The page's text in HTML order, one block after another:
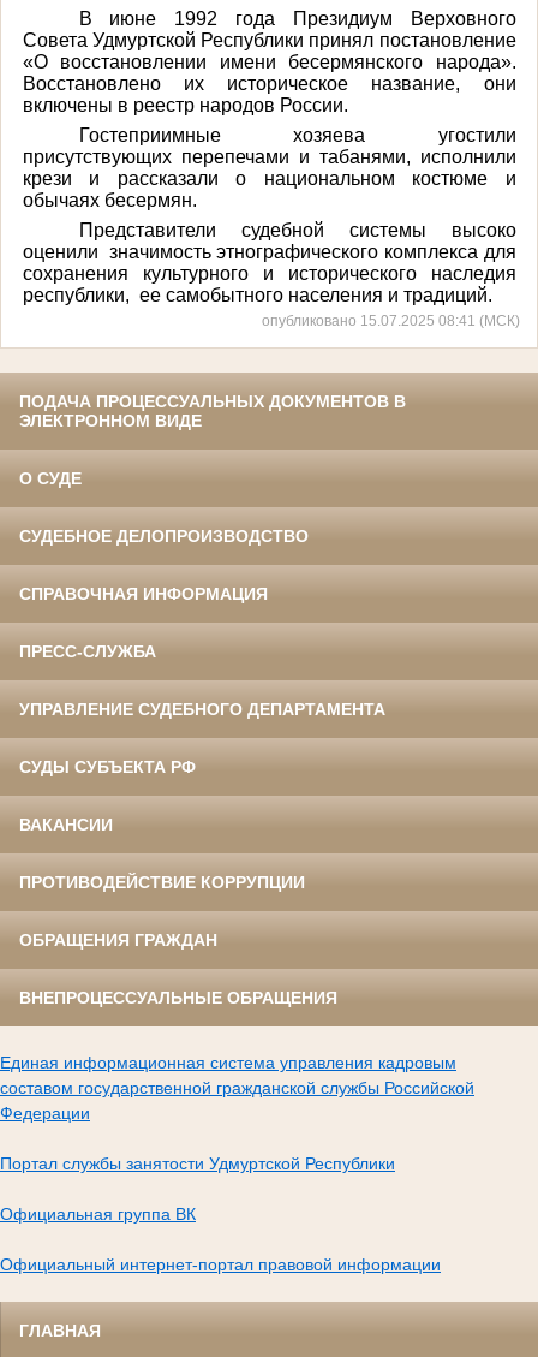
В июне 1992 года Президиум Верховного
Совета Удмуртской Республики принял постановление
«О восстановлении имени бесермянского народа».
Восстановлено их историческое название, они
включены в реестр народов России.
Гостеприимные хозяева угостили
присутствующих перепечами и табанями, исполнили
крези и рассказали о национальном костюме и
обычаях бесермян.
Представители судебной системы высоко
оценили значимость этнографического комплекса для
сохранения культурного и исторического наследия
республики, ее самобытного населения и традиций.
опубликовано 15.07.2025 08:41 (МСК)
ПОДАЧА ПРОЦЕССУАЛЬНЫХ ДОКУМЕНТОВ В
ЭЛЕКТРОННОМ ВИДЕ
О СУДЕ
СУДЕБНОЕ ДЕЛОПРОИЗВОДСТВО
СПРАВОЧНАЯ ИНФОРМАЦИЯ
ПРЕСС-СЛУЖБА
УПРАВЛЕНИЕ СУДЕБНОГО ДЕПАРТАМЕНТА
СУДЫ СУБЪЕКТА РФ
ВАКАНСИИ
ПРОТИВОДЕЙСТВИЕ КОРРУПЦИИ
ОБРАЩЕНИЯ ГРАЖДАН
ВНЕПРОЦЕССУАЛЬНЫЕ ОБРАЩЕНИЯ
Единая информационная система управления кадровым
составом государственной гражданской службы Российской
Федерации
Портал службы занятости Удмуртской Республики
Официальная группа ВК
Официальный интернет-портал правовой информации
ГЛАВНАЯ